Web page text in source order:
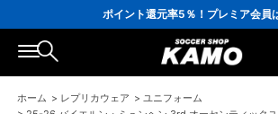
ポイント還元率5％！プレミア会員
会員の方にはお誕生月に「10％OFFクーポン
16,000円(税込)以上でシューズケースプ
3,300円(税込)以上で送料無料！
ホーム > レプリカウェア > ユニフォーム